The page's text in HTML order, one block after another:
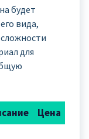
будет
вида,
для
Цена